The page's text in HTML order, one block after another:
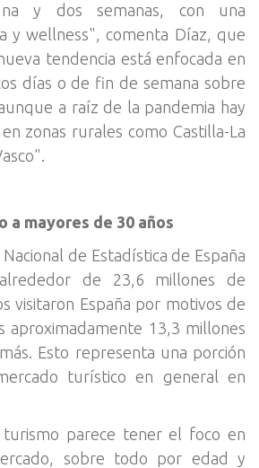
y dos semanas, con una
y wellness", comenta Díaz, que
tendencia está enfocada en
días o de fin de semana sobre
a raíz de la pandemia hay
zonas rurales como Castilla-La
a mayores de 30 años
de Estadística de España
de 23,6 millones de
visitaron España por motivos de
aproximadamente 13,3 millones
Esto representa una porción
turístico en general en
parece tener el foco en
sobre todo por edad y